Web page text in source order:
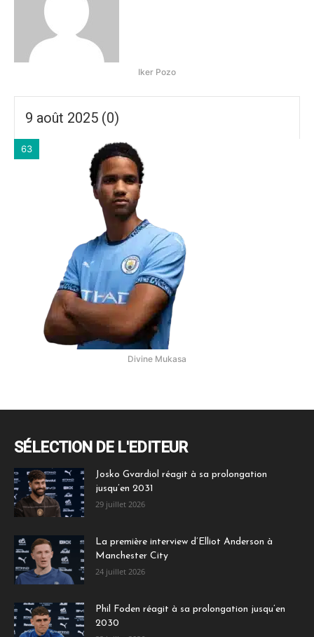
Iker Pozo
9 août 2025 (0)
63
Divine Mukasa
SÉLECTION DE L'EDITEUR
Josko Gvardiol réagit à sa prolongation
jusqu’en 2031
29 juillet 2026
La première interview d’Elliot Anderson à
Manchester City
24 juillet 2026
Phil Foden réagit à sa prolongation jusqu’en
2030